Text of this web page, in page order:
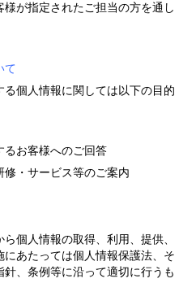
様が指定されたご担当の方を通し
て
個人情報に関しては以下の目的
お客様へのご回答
・サービス等のご案内
個人情報の取得、利用、提供、
あたっては個人情報保護法、そ
、条例等に沿って適切に行うも